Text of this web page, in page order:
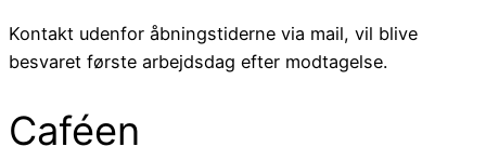
Kontakt udenfor åbningstiderne via mail, vil blive
besvaret første arbejdsdag efter modtagelse.
Caféen